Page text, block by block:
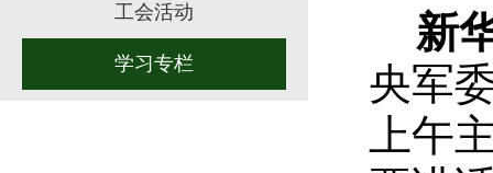
工会活动
学习专栏
新
央军
上午